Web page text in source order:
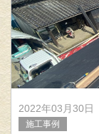
2022年03月30日
施工事例